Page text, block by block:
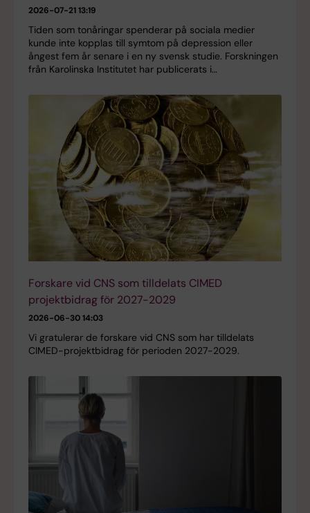
2026-07-21 13:19
Tiden som tonåringar spenderar på sociala medier
kunde inte kopplas till symtom på depression eller
ångest fem år senare i en ny svensk studie. Forskningen
från Karolinska Institutet har publicerats i…
Forskare vid CNS som tilldelats CIMED
projektbidrag för 2027-2029
2026-06-30 14:03
Vi gratulerar de forskare vid CNS som har tilldelats
CIMED-projektbidrag för perioden 2027-2029.